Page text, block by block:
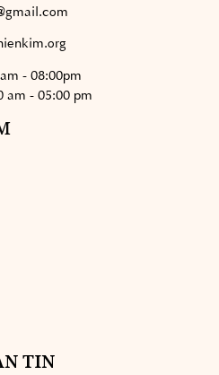
- 08:00pm
am - 05:00 pm
TIN